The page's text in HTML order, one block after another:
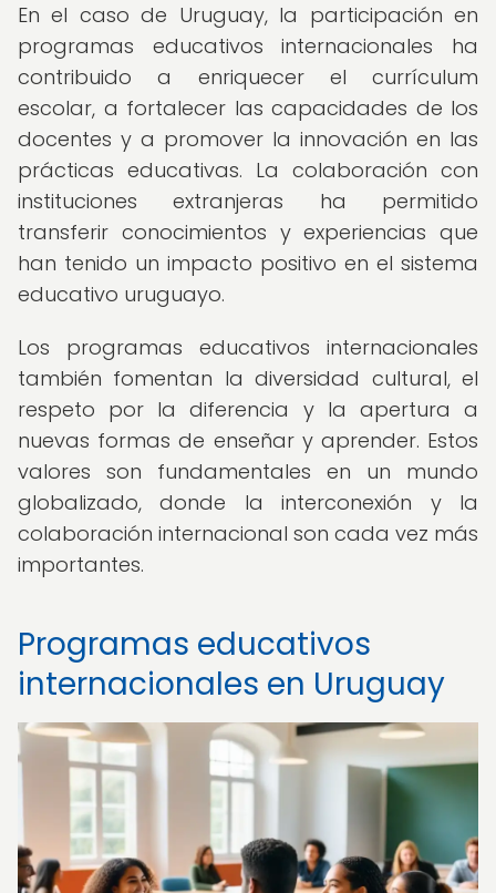
En el caso de Uruguay, la participación en
programas educativos internacionales ha
contribuido a enriquecer el currículum
escolar, a fortalecer las capacidades de los
docentes y a promover la innovación en las
prácticas educativas. La colaboración con
instituciones extranjeras ha permitido
transferir conocimientos y experiencias que
han tenido un impacto positivo en el sistema
educativo uruguayo.
Los programas educativos internacionales
también fomentan la diversidad cultural, el
respeto por la diferencia y la apertura a
nuevas formas de enseñar y aprender. Estos
valores son fundamentales en un mundo
globalizado, donde la interconexión y la
colaboración internacional son cada vez más
importantes.
Programas educativos
internacionales en Uruguay